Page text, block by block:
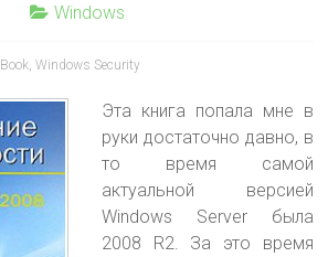
Windows
Book,Windows Security
Эта книга попала мне в
руки достаточно давно, в
то время самой
актуальной версией
Windows Server была
2008 R2. За это время